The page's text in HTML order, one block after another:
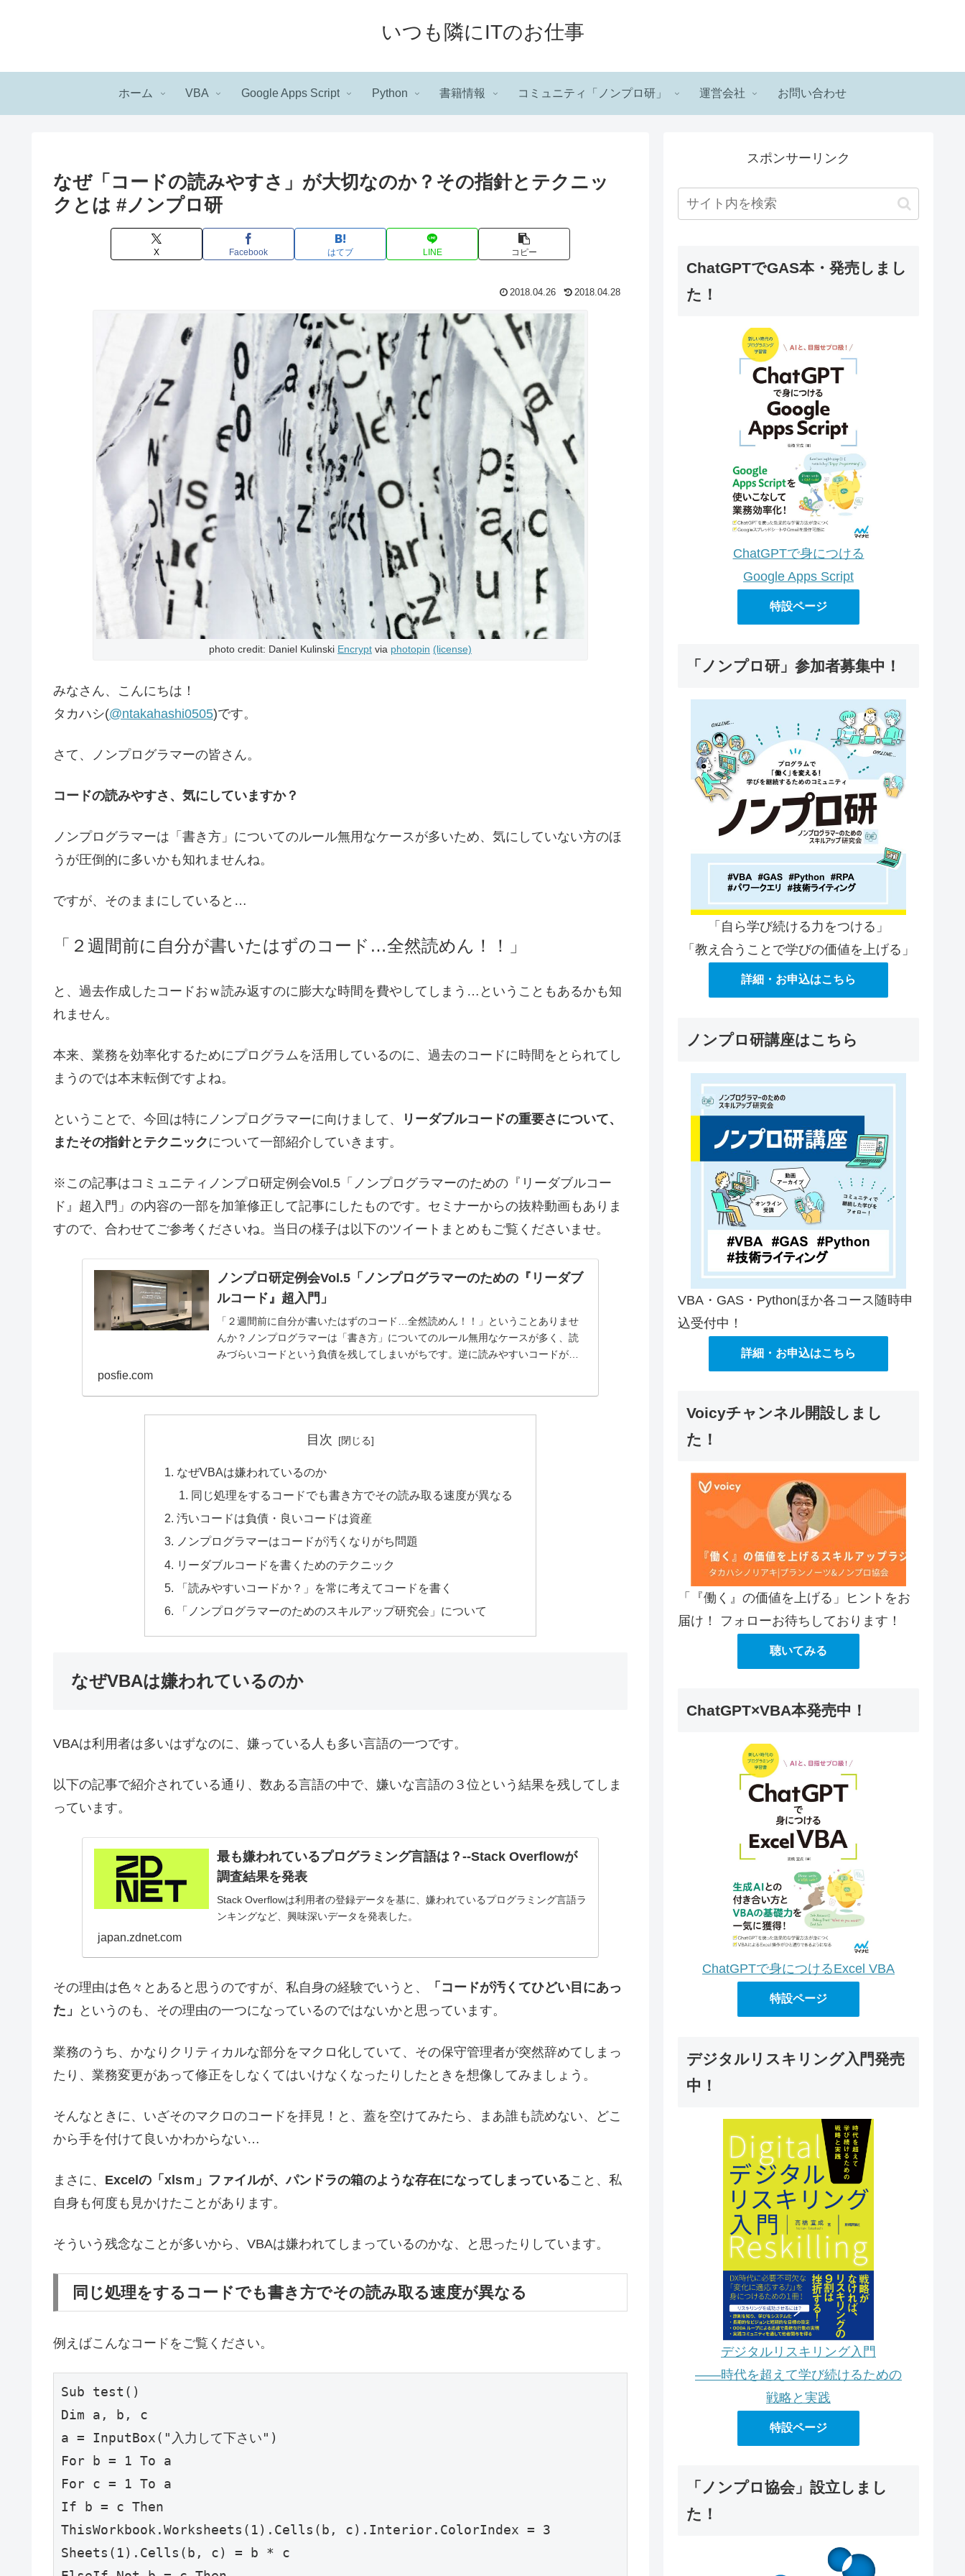
いつも隣にITのお仕事
ホーム VBA Google Apps Script Python 書籍情報 コミュニティ「ノンプロ研」 運営会社 お問い合わせ
なぜ「コードの読みやすさ」が大切なのか？その指針とテクニッ
クとは #ノンプロ研
X Facebook はてブ LINE コピー
2018.04.26 2018.04.28
photo credit: Daniel Kulinski Encrypt via photopin (license)
みなさん、こんにちは！
タカハシ(@ntakahashi0505)です。
さて、ノンプログラマーの皆さん。
コードの読みやすさ、気にしていますか？
ノンプログラマーは「書き方」についてのルール無用なケースが多いため、気にしていない方のほ
うが圧倒的に多いかも知れませんね。
ですが、そのままにしていると…
「２週間前に自分が書いたはずのコード…全然読めん！！」
と、過去作成したコードおｗ読み返すのに膨大な時間を費やしてしまう…ということもあるかも知
れません。
本来、業務を効率化するためにプログラムを活用しているのに、過去のコードに時間をとられてし
まうのでは本末転倒ですよね。
ということで、今回は特にノンプログラマーに向けまして、
リーダブルコードの重要さについて、
またその指針とテクニックについて一部紹介していきます。
※この記事はコミュニティノンプロ研定例会Vol.5「ノンプログラマーのための『リーダブルコー
ド』超入門」の内容の一部を加筆修正して記事にしたものです。セミナーからの抜粋動画もありま
すので、合わせてご参考くださいね。当日の様子は以下のツイートまとめもご覧くださいませ。
ノンプロ研定例会Vol.5「ノンプログラマーのための『リーダブ
ルコード』超入門」
「２週間前に自分が書いたはずのコード…全然読めん！！」ということありませ
んか？ノンプログラマーは「書き方」についてのルール無用なケースが多く、読
みづらいコードという負債を残してしまいがちです。逆に読みやすいコードが書
posfie.com
目次
なぜVBAは嫌われているのか
同じ処理をするコードでも書き方でその読み取る速度が異なる
汚いコードは負債・良いコードは資産
ノンプログラマーはコードが汚くなりがち問題
リーダブルコードを書くためのテクニック
「読みやすいコードか？」を常に考えてコードを書く
「ノンプログラマーのためのスキルアップ研究会」について
なぜVBAは嫌われているのか
VBAは利用者は多いはずなのに、嫌っている人も多い言語の一つです。
以下の記事で紹介されている通り、数ある言語の中で、嫌いな言語の３位という結果を残してしま
っています。
最も嫌われているプログラミング言語は？--Stack Overflowが
調査結果を発表
Stack Overflowは利用者の登録データを基に、嫌われているプログラミング言語ラ
ンキングなど、興味深いデータを発表した。
japan.zdnet.com
その理由は色々とあると思うのですが、私自身の経験でいうと、
「コードが汚くてひどい目にあっ
た」
というのも、その理由の一つになっているのではないかと思っています。
業務のうち、かなりクリティカルな部分をマクロ化していて、その保守管理者が突然辞めてしまっ
たり、業務変更があって修正をしなくてはいけなくなったりしたときを想像してみましょう。
そんなときに、いざそのマクロのコードを拝見！と、蓋を空けてみたら、まあ誰も読めない、どこ
から手を付けて良いかわからない…
まさに、 Excelの「xlsｍ」ファイルが、パンドラの箱のような存在になってしまっていること、私
自身も何度も見かけたことがあります。
そういう残念なことが多いから、VBAは嫌われてしまっているのかな、と思ったりしています。
同じ処理をするコードでも書き方でその読み取る速度が異なる
例えばこんなコードをご覧ください。
Sub test()
Dim a, b, c
a = InputBox("入力して下さい")
For b = 1 To a
For c = 1 To a
If b = c Then
ThisWorkbook.Worksheets(1).Cells(b, c).Interior.ColorIndex = 3
Sheets(1).Cells(b, c) = b * c
スポンサーリンク
ChatGPTでGAS本・発売しまし
た！
ChatGPTで身につける
Google Apps Script
特設ページ
「ノンプロ研」参加者募集中！
「自ら学び続ける力をつける」
「教え合うことで学びの価値を上げる」
詳細・お申込はこちら
ノンプロ研講座はこちら
VBA・GAS・Pythonほか各コース随時申
込受付中！
詳細・お申込はこちら
Voicyチャンネル開設しまし
た！
「『働く』の価値を上げる」ヒントをお
届け！ フォローお待ちしております！
聴いてみる
ChatGPT×VBA本発売中！
ChatGPTで身につけるExcel VBA
特設ページ
デジタルリスキリング入門発売
中！
デジタルリスキリング入門
――時代を超えて学び続けるための
戦略と実践
特設ページ
「ノンプロ協会」設立しまし
た！